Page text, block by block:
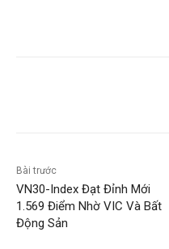
Bài trước
VN30-Index Đạt Đỉnh Mới
1.569 Điểm Nhờ VIC Và Bất
Động Sản